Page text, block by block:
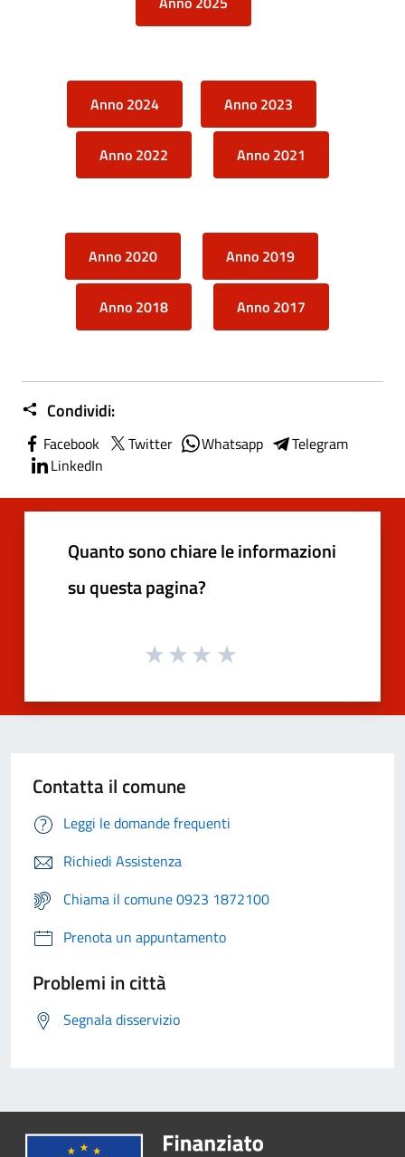
Anno 2024 Anno 2023
Anno 2022 Anno 2021
Anno 2020 Anno 2019
Anno 2018 Anno 2017
Condividi:
Facebook Twitter Whatsapp
Telegram
LinkedIn
Quanto sono chiare le informazioni
su questa pagina?
Contatta il comune
Leggi le domande frequenti
Richiedi Assistenza
Chiama il comune 0923 1872100
Prenota un appuntamento
Problemi in città
Segnala disservizio